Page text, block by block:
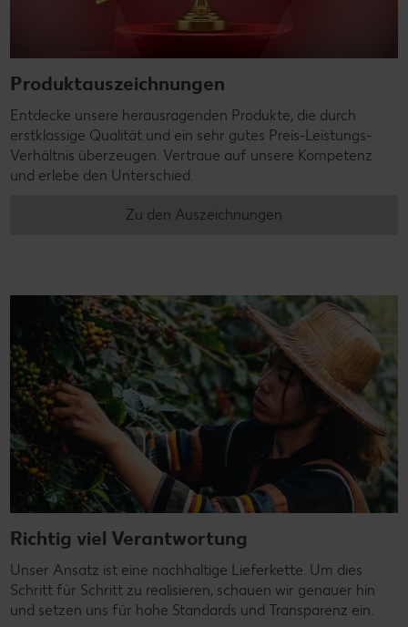
Produktauszeichnungen
Entdecke unsere herausragenden Produkte, die durch
erstklassige Qualität und ein sehr gutes Preis-Leistungs-
Verhältnis überzeugen. Vertraue auf unsere Kompetenz
und erlebe den Unterschied.
Zu den Auszeichnungen
Richtig viel Verantwortung
Unser Ansatz ist eine nachhaltige Lieferkette. Um dies
Schritt für Schritt zu realisieren, schauen wir genauer hin
und setzen uns für hohe Standards und Transparenz ein.